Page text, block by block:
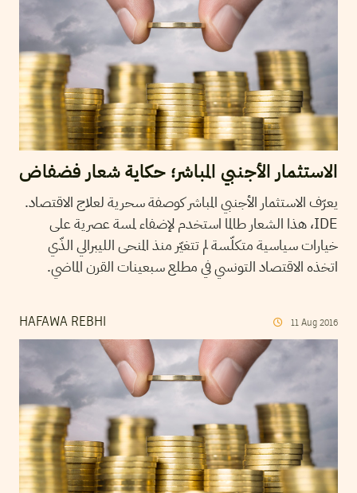
الاستثمار الأجنبي المباشر؛ حكاية شعار فضفاض
يعرّف الاستثمار الأجنبي المباشر كوصفة سحرية لعلاج الاقتصاد.
IDE، هذا الشعار طالما استخدم لإضفاء لمسة عصرية على
خيارات سياسية متكلّسة لم تتغيّر منذ المنحى الليبرالي الذّي
اتخذه الاقتصاد التونسي في مطلع سبعينات القرن الماضي.
HAFAWA REBHI 11 Aug 2016